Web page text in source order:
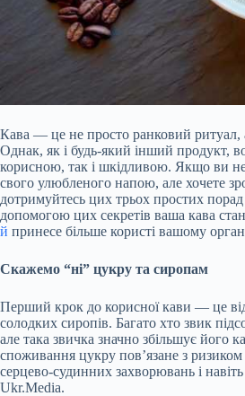
Кава — це не просто ранковий ритуал,
Однак, як і будь-який інший продукт,
корисною, так і шкідливою. Якщо ви не
свого улюбленого напою, але хочете
дотримуйтесь цих трьох простих порад
допомогою цих секретів ваша кава
й принесе більше користі вашому
Скажемо “ні” цукру та сиропам
Перший крок до корисної кави — це
солодких сиропів. Багато хто звик
але така звичка значно збільшує його
споживання цукру пов’язане з ризиком
серцево-судинних захворювань і
Ukr.Media.